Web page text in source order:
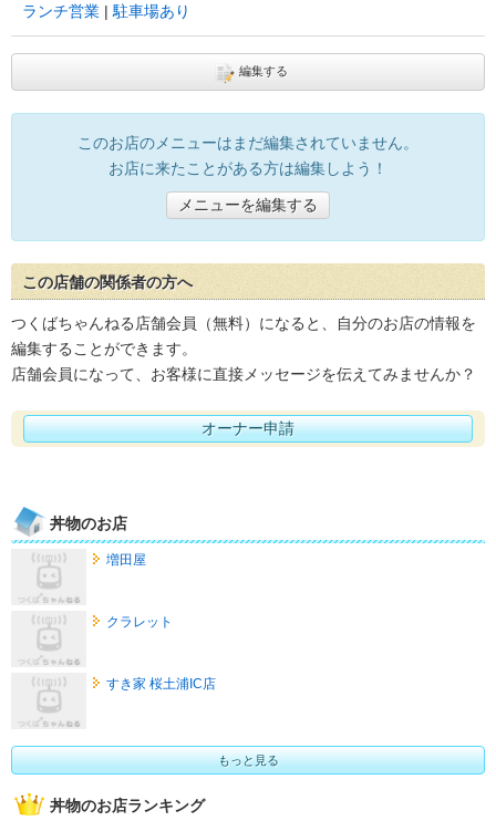
ランチ営業 駐車場あり
編集する
このお店のメニューはまだ編集されていません。
お店に来たことがある方は編集しよう！
メニューを編集する
この店舗の関係者の方へ
つくばちゃんねる店舗会員（無料）になると、自分のお店の情報を
編集することができます。
店舗会員になって、お客様に直接メッセージを伝えてみませんか？
オーナー申請
丼物のお店
増田屋
クラレット
すき家 桜土浦IC店
もっと見る
丼物のお店ランキング